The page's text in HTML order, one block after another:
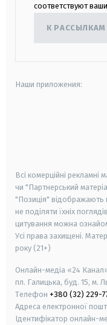
соответствуют
К РАССЫЛКАМ
Наши приложения:
Всі комерційні рекламні
чи "Партнерський
"Позиція" відображають
не поділяти їхніх
цитування можна
Усі права захищені.
року (21+)
Онлайн-медіа «24
пл. Галицька, буд. 15, м.
Телефон +380 (32) 229-
Адреса електронної
Ідентифікатор онлайн-